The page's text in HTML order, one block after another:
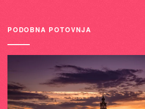
PODOBNA POTOVNJA